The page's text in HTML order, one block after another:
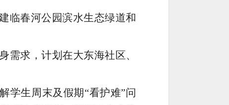
临春河公园滨水生态绿道和
需求，计划在大东海社区、
学生周末及假期“看护难”问